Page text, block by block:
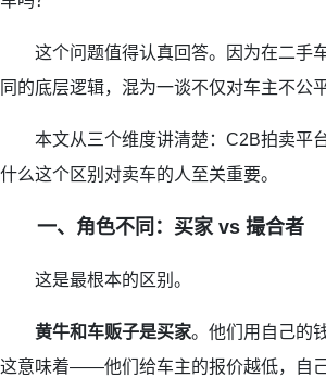
这个问题值得认真回答。因为在二手
同的底层逻辑，混为一谈不仅对车主不公
本文从三个维度讲清楚：C2B拍卖平台
什么这个区别对卖车的人至关重要。
一、角色不同：买家 vs 撮合者
这是最根本的区别。
黄牛和车贩子是买家。他们用自己的
这意味着——他们给车主的报价越低，自